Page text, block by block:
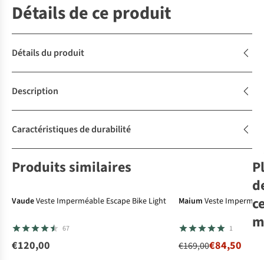
Détails de ce produit
Détails du produit
Description
Caractéristiques de durabilité
Produits similaires
VaudeVeste Imperméable Escape Bike Light
67
€120,00
Maium Veste
1
€169,00€84,50